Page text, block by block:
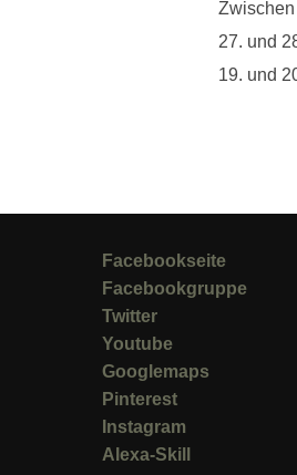
Zwischen
27. und
19. und
Facebookseite
Facebookgruppe
Twitter
Youtube
Googlemaps
Pinterest
Instagram
Alexa-Skill